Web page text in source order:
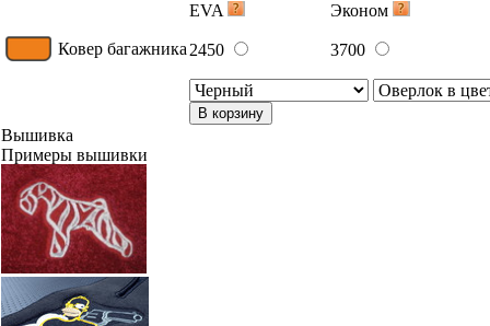
EVA
Эконом
Ковер багажника 2450 3700
В корзину
Вышивка
Примеры вышивки